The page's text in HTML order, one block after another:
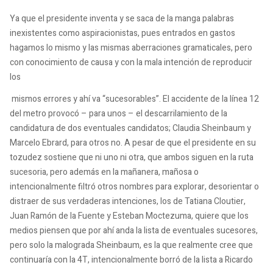
Ya que el presidente inventa y se saca de la manga palabras
inexistentes como aspiracionistas, pues entrados en gastos
hagamos lo mismo y las mismas aberraciones gramaticales, pero
con conocimiento de causa y con la mala intención de reproducir
los
mismos errores y ahí va “sucesorables”. El accidente de la línea 12
del metro provocó – para unos – el descarrilamiento de la
candidatura de dos eventuales candidatos; Claudia Sheinbaum y
Marcelo Ebrard, para otros no. A pesar de que el presidente en su
tozudez sostiene que ni uno ni otra, que ambos siguen en la ruta
sucesoria, pero además en la mañanera, mañosa o
intencionalmente filtró otros nombres para explorar, desorientar o
distraer de sus verdaderas intenciones, los de Tatiana Cloutier,
Juan Ramón de la Fuente y Esteban Moctezuma, quiere que los
medios piensen que por ahí anda la lista de eventuales sucesores,
pero solo la malograda Sheinbaum, es la que realmente cree que
continuaría con la 4T, intencionalmente borró de la lista a Ricardo